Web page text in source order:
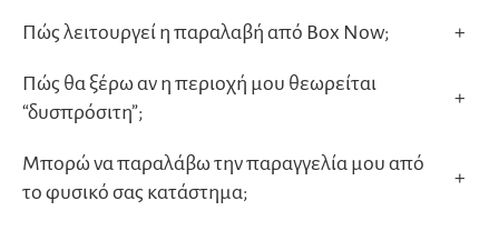
Πώς λειτουργεί η παραλαβή από Box Now; +
Πώς θα ξέρω αν η περιοχή μου θεωρείται
“δυσπρόσιτη”;
+
Μπορώ να παραλάβω την παραγγελία μου από
το φυσικό σας κατάστημα;
+